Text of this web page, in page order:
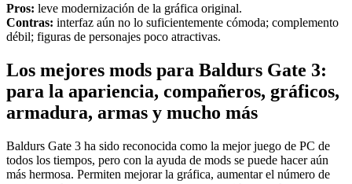
Pros: leve modernización de la gráfica original.
Contras: interfaz aún no lo suficientemente cómoda; complemento
débil; figuras de personajes poco atractivas.
Los mejores mods para Baldurs Gate 3:
para la apariencia, compañeros, gráficos,
armadura, armas y mucho más
Baldurs Gate 3 ha sido reconocida como la mejor juego de PC de
todos los tiempos, pero con la ayuda de mods se puede hacer aún
más hermosa. Permiten mejorar la gráfica, aumentar el número de